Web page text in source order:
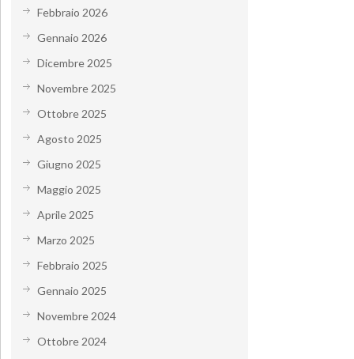
Febbraio 2026
Gennaio 2026
Dicembre 2025
Novembre 2025
Ottobre 2025
Agosto 2025
Giugno 2025
Maggio 2025
Aprile 2025
Marzo 2025
Febbraio 2025
Gennaio 2025
Novembre 2024
Ottobre 2024